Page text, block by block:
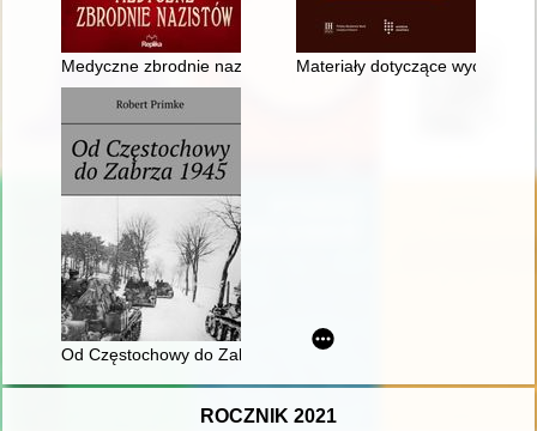
Medyczne zbrodnie nazistów Materiały dotyczące
Od Częstochowy do Zabrza 1945
ROCZNIK 2021